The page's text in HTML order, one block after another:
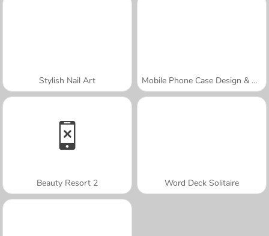
Stylish Nail Art Mobile Phone Case Design & DIY
Beauty Resort 2 Word Deck Solitaire